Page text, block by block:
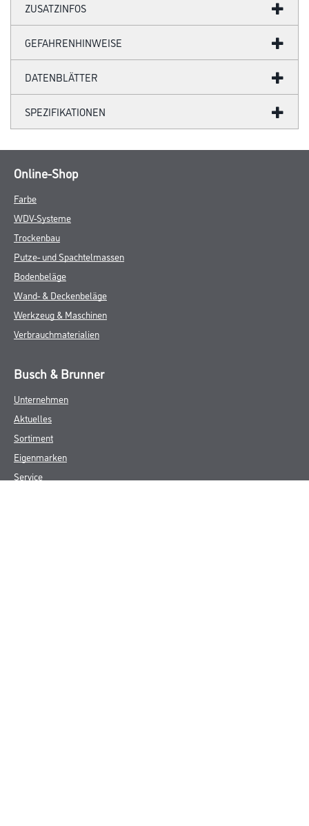
ZUSATZINFOS
GEFAHRENHINWEISE
DATENBLÄTTER
SPEZIFIKATIONEN
Online-Shop
Farbe
WDV-Systeme
Trockenbau
Putze- und Spachtelmassen
Bodenbeläge
Wand- & Deckenbeläge
Werkzeug & Maschinen
Verbrauchmaterialien
Busch & Brunner
Unternehmen
Aktuelles
Sortiment
Eigenmarken
Service